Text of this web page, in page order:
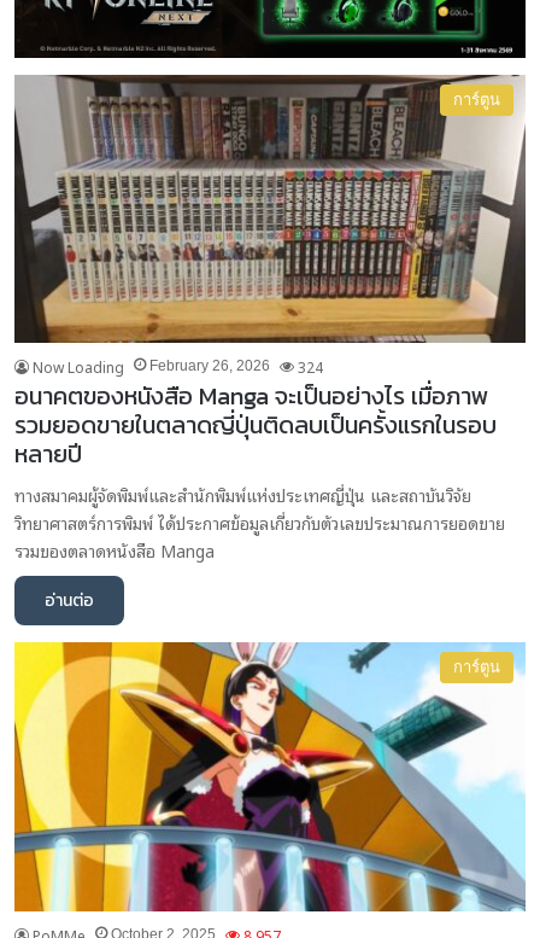
การ์ตูน
Now Loading February 26, 2026 324
อนาคตของหนังสือ Manga จะเป็นอย่างไร เมื่อภาพ
รวมยอดขายในตลาดญี่ปุ่นติดลบเป็นครั้งแรกในรอบ
หลายปี
ทางสมาคมผู้จัดพิมพ์และสำนักพิมพ์แห่งประเทศญี่ปุ่น และสถาบันวิจัย
วิทยาศาสตร์การพิมพ์ ได้ประกาศข้อมูลเกี่ยวกับตัวเลขประมาณการยอดขาย
รวมของตลาดหนังสือ Manga
อ่านต่อ
การ์ตูน
October 2, 2025